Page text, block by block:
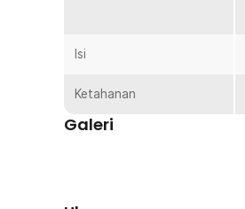
Isi
Ketahanan
Galeri